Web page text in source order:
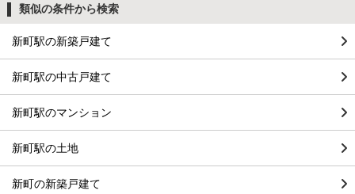
類似の条件から検索
新町駅の新築戸建て
新町駅の中古戸建て
新町駅のマンション
新町駅の土地
新町の新築戸建て